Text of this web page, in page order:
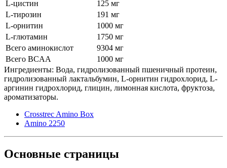
L-цистин
125 мг
L-тирозин
191 мг
L-орнитин
1000 мг
L-глютамин
1750 мг
Всего аминокислот
9304 мг
Всего BCAA
1000 мг
Ингредиенты: Вода, гидролизованный пшеничный протеин,
гидролизованный лактальбумин, L-орнитин гидрохлорид, L-
аргинин гидрохлорид, глицин, лимонная кислота, фруктоза,
ароматизаторы.
Crosstrec Amino Box
Amino 2250
Основные страницы